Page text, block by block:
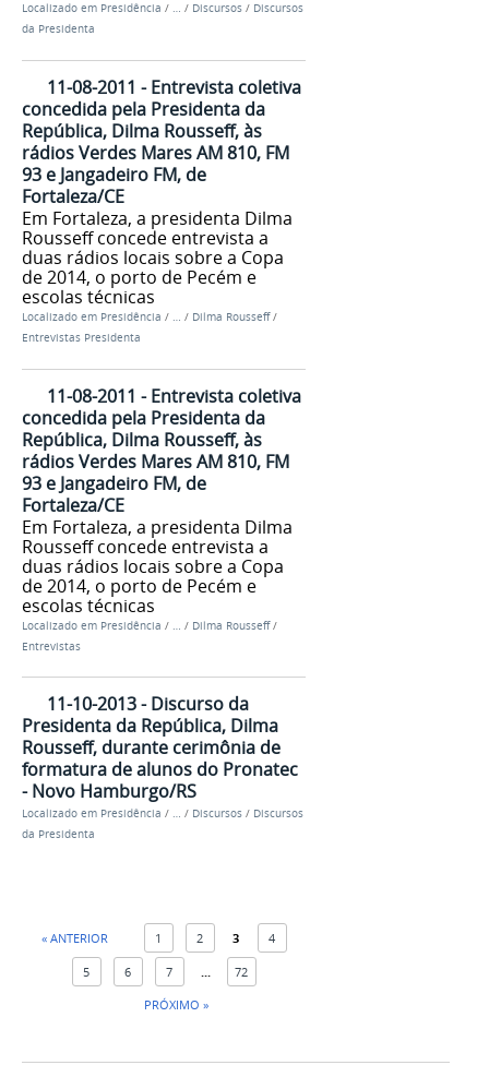
Localizado em Presidência / … / Discursos / Discursos
da Presidenta
11-08-2011 - Entrevista coletiva
concedida pela Presidenta da
República, Dilma Rousseff, às
rádios Verdes Mares AM 810, FM
93 e Jangadeiro FM, de
Fortaleza/CE
Em Fortaleza, a presidenta Dilma
Rousseff concede entrevista a
duas rádios locais sobre a Copa
de 2014, o porto de Pecém e
escolas técnicas
Localizado em Presidência / … / Dilma Rousseff /
Entrevistas Presidenta
11-08-2011 - Entrevista coletiva
concedida pela Presidenta da
República, Dilma Rousseff, às
rádios Verdes Mares AM 810, FM
93 e Jangadeiro FM, de
Fortaleza/CE
Em Fortaleza, a presidenta Dilma
Rousseff concede entrevista a
duas rádios locais sobre a Copa
de 2014, o porto de Pecém e
escolas técnicas
Localizado em Presidência / / Dilma Rousseff /
Entrevistas
11-10-2013 - Discurso da
Presidenta da República, Dilma
Rousseff, durante cerimônia de
formatura de alunos do Pronatec
- Novo Hamburgo/RS
Localizado em Presidência / … / Discursos / Discursos
da Presidenta
« ANTERIOR 1 2 3 4
5 6 7 ...
72
PRÓXIMO »